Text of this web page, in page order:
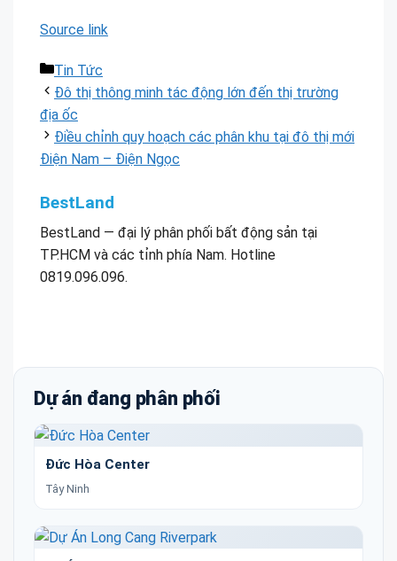
Source link
Danh
mục
Tin Tức
Đô thị thông minh tác động lớn đến thị trường
địa ốc
Điều chỉnh quy hoạch các phân khu tại đô thị mới
Điện Nam – Điện Ngọc
BestLand
BestLand — đại lý phân phối bất động sản tại
TP.HCM và các tỉnh phía Nam. Hotline
0819.096.096.
Dự án đang phân phối
Đức Hòa Center
Tây Ninh